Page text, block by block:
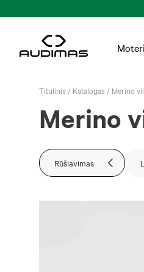
Titulinis / Katalogas / Merino
Merino
Rūšiavimas